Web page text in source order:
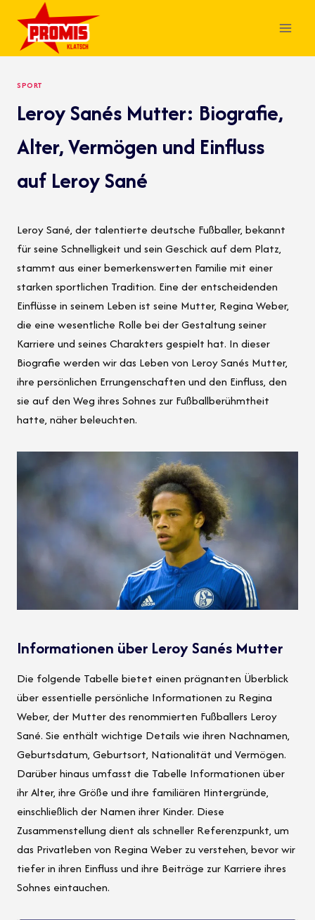
content
SPORT
Leroy Sanés Mutter: Biografie,
Alter, Vermögen und Einfluss
auf Leroy Sané
Leroy Sané, der talentierte deutsche Fußballer, bekannt
für seine Schnelligkeit und sein Geschick auf dem Platz,
stammt aus einer bemerkenswerten Familie mit einer
starken sportlichen Tradition. Eine der entscheidenden
Einflüsse in seinem Leben ist seine Mutter, Regina Weber,
die eine wesentliche Rolle bei der Gestaltung seiner
Karriere und seines Charakters gespielt hat. In dieser
Biografie werden wir das Leben von Leroy Sanés Mutter,
ihre persönlichen Errungenschaften und den Einfluss, den
sie auf den Weg ihres Sohnes zur Fußballberühmtheit
hatte, näher beleuchten.
Informationen über Leroy Sanés Mutter
Die folgende Tabelle bietet einen prägnanten Überblick
über essentielle persönliche Informationen zu Regina
Weber, der Mutter des renommierten Fußballers Leroy
Sané. Sie enthält wichtige Details wie ihren Nachnamen,
Geburtsdatum, Geburtsort, Nationalität und Vermögen.
Darüber hinaus umfasst die Tabelle Informationen über
ihr Alter, ihre Größe und ihre familiären Hintergründe,
einschließlich der Namen ihrer Kinder. Diese
Zusammenstellung dient als schneller Referenzpunkt, um
das Privatleben von Regina Weber zu verstehen, bevor wir
tiefer in ihren Einfluss und ihre Beiträge zur Karriere ihres
Sohnes eintauchen.